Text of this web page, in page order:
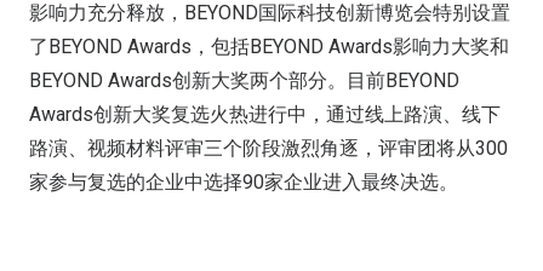
影响力充分释放，BEYOND国际科技创新博览会特别设置
了BEYOND Awards，包括BEYOND Awards影响力大奖和
BEYOND Awards创新大奖两个部分。目前BEYOND
Awards创新大奖复选火热进行中，通过线上路演、线下
路演、视频材料评审三个阶段激烈角逐，评审团将从300
家参与复选的企业中选择90家企业进入最终决选。